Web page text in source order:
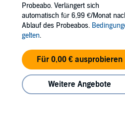
will love him unconditionally.
- a bratty diva - into a polite guy that
ninety-day bet with no problems,
true. All hope seems to be lost until
a sweetie like him.
Probeabo. Verlängert sich
automatisch für 6,99 €/Monat
Ablauf des Probeabos.
gelten.
Für 0,00 € ausprobieren
Weitere Angebote